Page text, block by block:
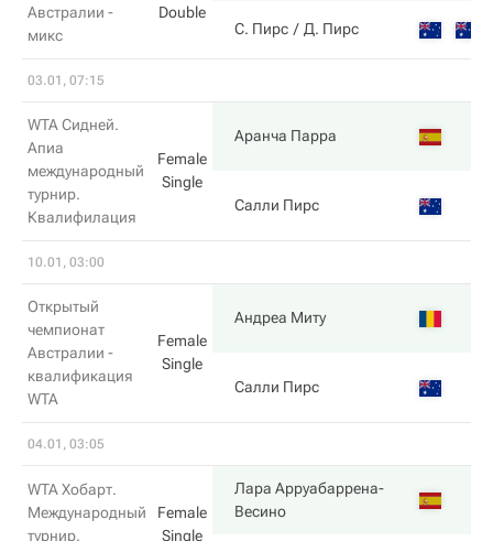
Австралии -
микс
Double
С. Пирс Д. Пирс
03.01, 07:15
WTA Сидней.
Апиа
международный
турнир.
Квалифилация
Female
Single
Аранча Парра
Салли Пирс
10.01, 03:00
Открытый
чемпионат
Австралии -
квалификация
WTA
Female
Single
Андреа Миту
Салли Пирс
04.01, 03:05
WTA Хобарт.
Международный
турнир.
Female
Single
Лара Арруабаррена-
Весино